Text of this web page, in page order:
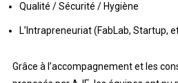
Qualité / Sécurité / Hygiène
L’Intrapreneuriat (FabLab, Startup,
Grâce à l’accompagnement et les